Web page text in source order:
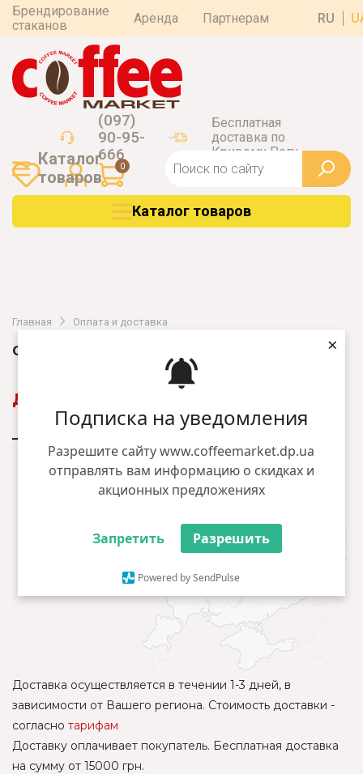
Подписка на уведомления
Разрешите сайту www.coffeemarket.dp.ua
отправлять вам информацию о скидках и
акционных предложениях
Запретить Разрешить
Powered by SendPulse
×
Брендирование
стаканов
Аренда Партнерам RU
(097)
90-95-
666
Бесплатная
доставка по
Кривому Рогу
0
Каталог
товаров
Каталог товаров
Главная Оплата и доставка
ОПЛАТА И ДОСТАВКА
Доставка
— Нова пошта (отделение)
Доставка осуществляется в течении 1-3 дней, в
зависимости от Вашего региона. Стоимость доставки -
согласно тарифам
Доставку оплачивает покупатель. Бесплатная доставка
на сумму от 15000 грн.